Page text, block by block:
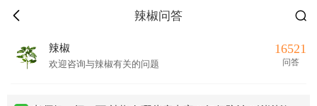
辣椒问答
辣椒
欢迎咨询与辣椒有关的问题
16521
问答